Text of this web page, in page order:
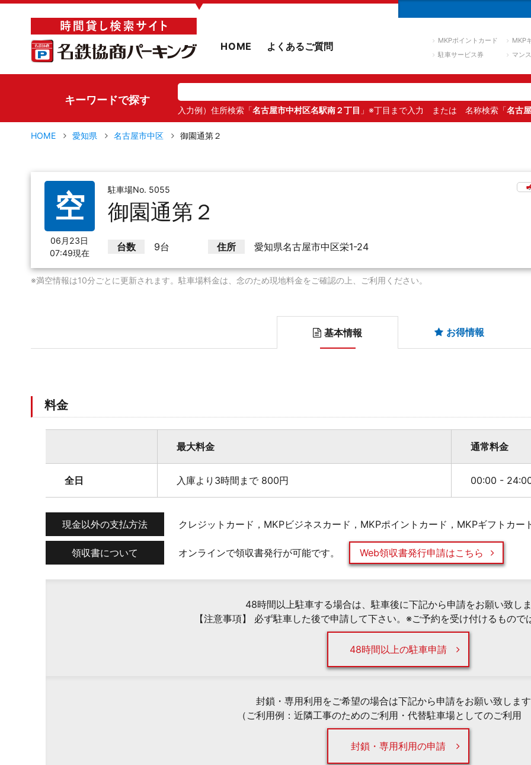
▼
HOME よくあるご質問 MKPポイントカード
MKP
駐車サービス券
マン
キーワードで探す
入力例）住所検索「名古屋市中村区名駅南２丁目 」※丁目まで入力 または 名称検索「名古
HOME 愛知県 名古屋市中区 御園通第２
空
06月23日
07:49現在
駐車場No. 5055
御園通第２
台数 9台 住所 愛知県名古屋市中区栄1-24
※満空情報は10分ごとに更新されます。駐車場料金は、念のため現地料金をご確認の上、ご利用ください。
基本情報 お得情報
料金
最大料金 通常料金
全日 入庫より3時間まで 800円 00:00 -
現金以外の支払方法 クレジットカード，MKPビジネスカード，MKPポイントカード，MKPギフトカー
領収書について オンラインで領収書発行が可能です。 Web領収書発行申請はこちら
48時間以上駐車する場合は、駐車後に下記から申請をお願い致し
【注意事項】 必ず駐車した後で申請して下さい。※ご予約を受け付けるもので
48時間以上の駐車申請
封鎖・専用利用をご希望の場合は下記から申請をお願い致しま
（ご利用例：近隣工事のためのご利用・代替駐車場としてのご利用
封鎖・専用利用の申請